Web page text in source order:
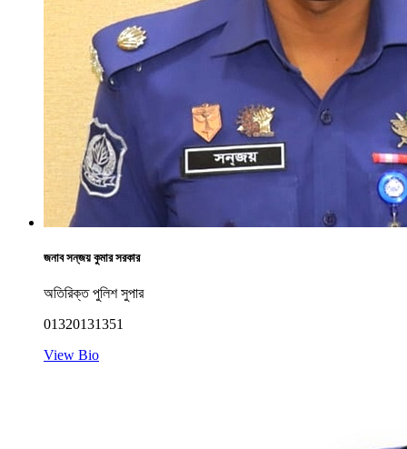
জনাব সন্‌জয় কুমার সরকার
অতিরিক্ত পুলিশ সুপার
01320131351
View Bio